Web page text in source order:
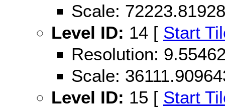
Scale:
Level ID: 14 [ Start
Resolution:
Scale:
Level ID: 15 [ Start